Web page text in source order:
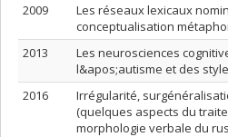
2009
Les réseaux lexicaux
conceptualisation
2013
Les neurosciences
l&apos;autisme et des
2016
Irrégularité,
(quelques aspects du
morphologie verbale du